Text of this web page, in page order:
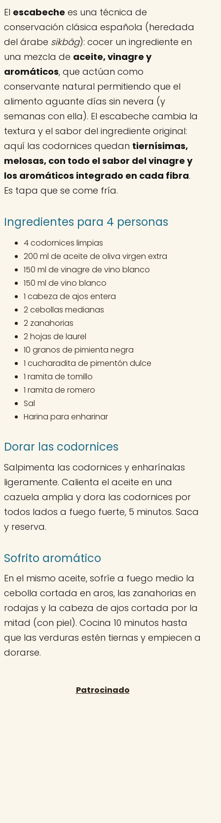
El escabeche es una técnica de
conservación clásica española (heredada
del árabe sikbâg): cocer un ingrediente en
una mezcla de aceite, vinagre y
aromáticos, que actúan como
conservante natural permitiendo que el
alimento aguante días sin nevera (y
semanas con ella). El escabeche cambia la
textura y el sabor del ingrediente original:
aquí las codornices quedan tiernísimas,
melosas, con todo el sabor del vinagre y
los aromáticos integrado en cada fibra.
Es tapa que se come fría.
Ingredientes para 4 personas
4 codornices limpias
200 ml de aceite de oliva virgen extra
150 ml de vinagre de vino blanco
150 ml de vino blanco
1 cabeza de ajos entera
2 cebollas medianas
2 zanahorias
2 hojas de laurel
10 granos de pimienta negra
1 cucharadita de pimentón dulce
1 ramita de tomillo
1 ramita de romero
Sal
Harina para enharinar
Dorar las codornices
Salpimenta las codornices y enharínalas
ligeramente. Calienta el aceite en una
cazuela amplia y dora las codornices por
todos lados a fuego fuerte, 5 minutos. Saca
y reserva.
Sofrito aromático
En el mismo aceite, sofríe a fuego medio la
cebolla cortada en aros, las zanahorias en
rodajas y la cabeza de ajos cortada por la
mitad (con piel). Cocina 10 minutos hasta
que las verduras estén tiernas y empiecen a
dorarse.